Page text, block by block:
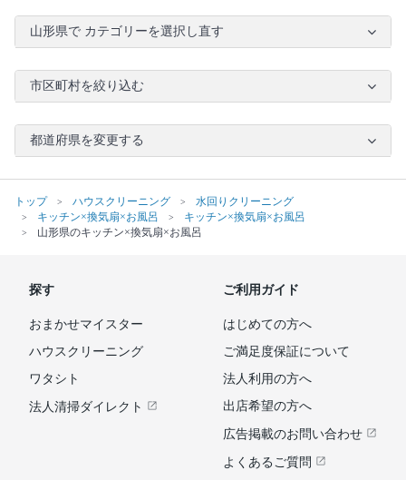
山形県で カテゴリーを選択し直す
市区町村を絞り込む
都道府県を変更する
トップ ハウスクリーニング
水回りクリーニング
キッチン×換気扇×お風呂
キッチン×換気扇×お風呂
山形県のキッチン×換気扇×お風呂
探す
おまかせマイスター
ハウスクリーニング
ワタシト
法人清掃ダイレクト
ご利用ガイド
はじめての方へ
ご満足度保証について
法人利用の方へ
出店希望の方へ
広告掲載のお問い合わせ
よくあるご質問